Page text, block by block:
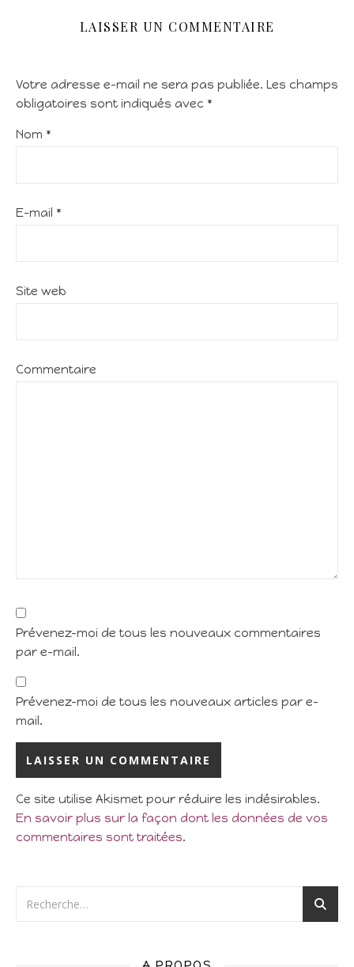
LAISSER UN COMMENTAIRE
Votre adresse e-mail ne sera pas publiée. Les champs
obligatoires sont indiqués avec *
Nom *
E-mail *
Site web
Commentaire
Prévenez-moi de tous les nouveaux commentaires
par e-mail.
Prévenez-moi de tous les nouveaux articles par e-
mail.
Ce site utilise Akismet pour réduire les indésirables.
En savoir plus sur la façon dont les données de vos
commentaires sont traitées.